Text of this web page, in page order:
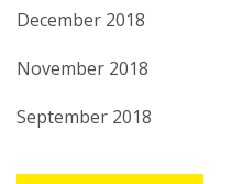
December 2018
November 2018
September 2018